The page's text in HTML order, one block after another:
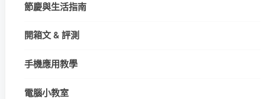
節慶與生活指南
開箱文 & 評測
手機應用教學
電腦小教室